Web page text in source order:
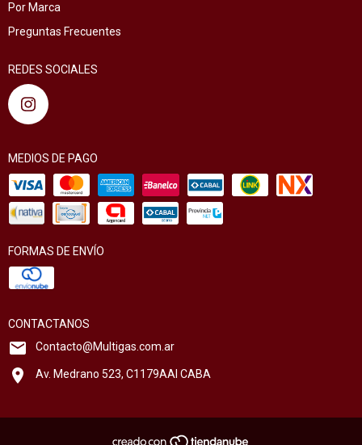
Por Marca
Preguntas Frecuentes
REDES SOCIALES
MEDIOS DE PAGO
FORMAS DE ENVÍO
CONTACTANOS
Contacto@Multigas.com.ar
Av. Medrano 523, C1179AAI CABA